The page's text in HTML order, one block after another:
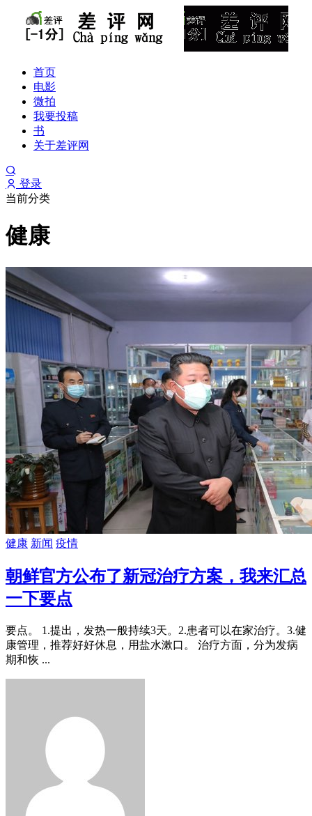
首页
电影
微拍
我要投稿
书
关于差评网
登录
当前分类
健康
健康 新闻 疫情
朝鲜官方公布了新冠治疗方案，我来汇总
一下要点
要点。 1.提出，发热一般持续3天。2.患者可以在家治疗。3.健
康管理，推荐好好休息，用盐水漱口。 治疗方面，分为发病
期和恢 ...